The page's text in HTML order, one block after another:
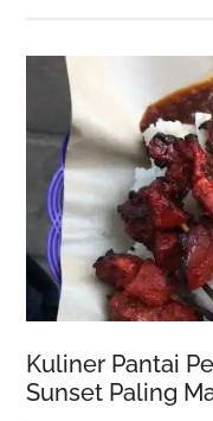
Kuliner Pantai
Sunset Paling